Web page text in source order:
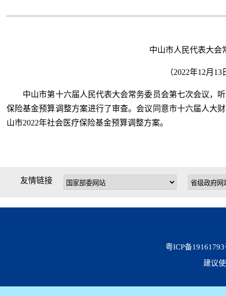
中山市人民代表大会
（2022年12月
中山市第十六届人民代表大会常务委员会第七次会议，听
保险基金预算调整方案进行了审查。会议同意市十六届人大
山市2022年社会医疗保险基金预算调整方案。
友情链接
粤ICP备
建议